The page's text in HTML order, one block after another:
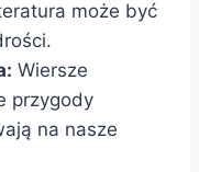
może być
Wiersze
przygody
na nasze